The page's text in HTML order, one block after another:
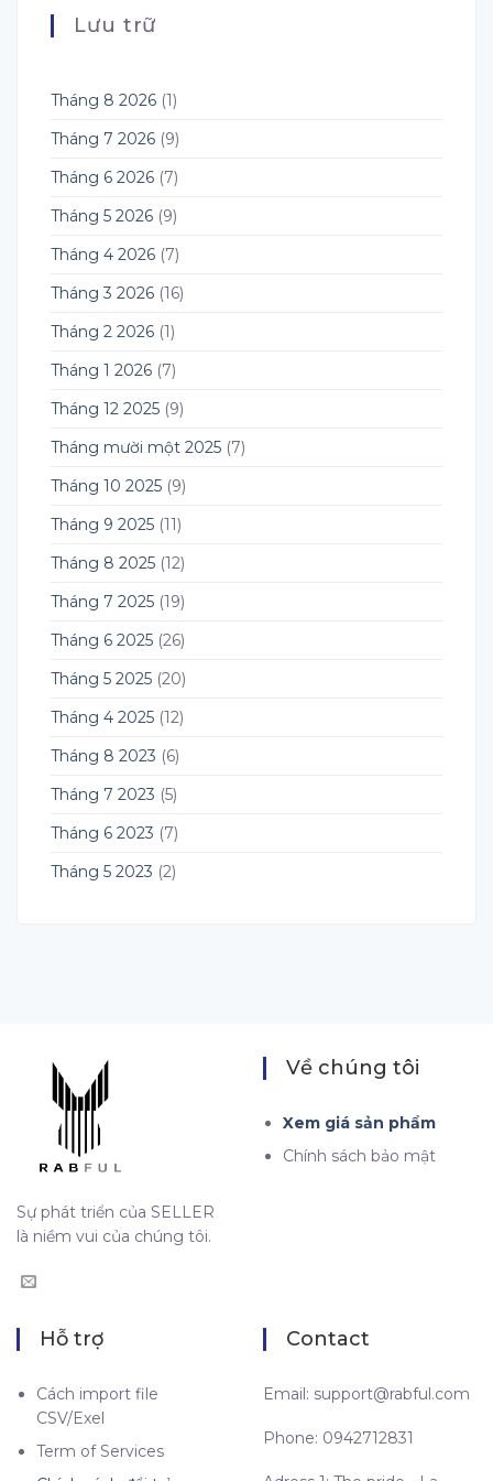
Lưu trữ
Tháng 8 2026 (1)
Tháng 7 2026 (9)
Tháng 6 2026 (7)
Tháng 5 2026 (9)
Tháng 4 2026 (7)
Tháng 3 2026 (16)
Tháng 2 2026 (1)
Tháng 1 2026 (7)
Tháng 12 2025 (9)
Tháng mười một 2025 (7)
Tháng 10 2025 (9)
Tháng 9 2025 (11)
Tháng 8 2025 (12)
Tháng 7 2025 (19)
Tháng 6 2025 (26)
Tháng 5 2025 (20)
Tháng 4 2025 (12)
Tháng 8 2023 (6)
Tháng 7 2023 (5)
Tháng 6 2023 (7)
Tháng 5 2023 (2)
Sự phát triển của SELLER
là niềm vui của chúng tôi.
Về chúng tôi
Xem giá sản phẩm
Chính sách bảo mật
Hỗ trợ
Cách import file
CSV/Exel
Term of Services
Contact
Email: support@rabful.com
Phone: 0942712831